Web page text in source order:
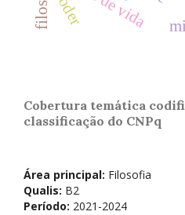
Cobertura temática
classificação do CNPq
Área principal: Filosofia
Qualis: B2
Período: 2021-2024